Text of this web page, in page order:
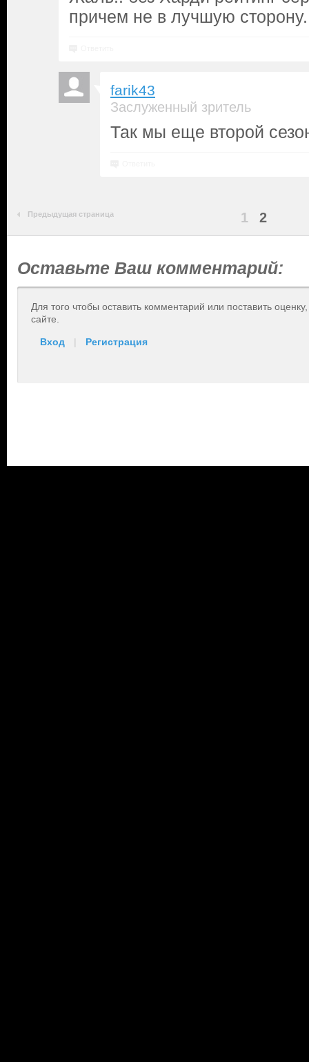
причем не в лучшую сторону.
farik43
Заслуженный зритель
Так мы еще второй
Предыдущая страница 1 2
Оставьте Ваш комментарий:
Для того чтобы оставить комментарий или поставить
сайте.
Вход | Регистрация